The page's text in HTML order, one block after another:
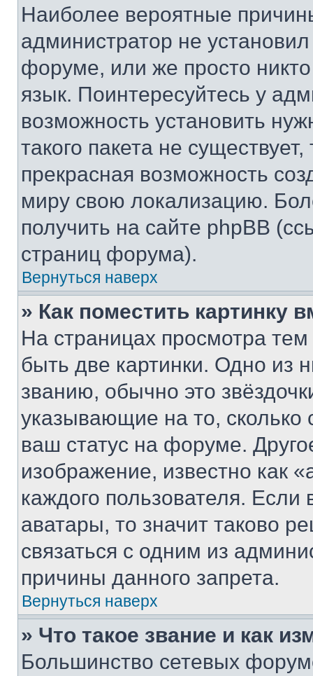
Наиболее вероятные
администратор не
форуме, или же просто
язык. Поинтересуйтесь у
возможность установить
такого пакета не
прекрасная возможность
миру свою локализацию.
получить на сайте phpBB
страниц форума).
Вернуться наверх
» Как поместить картинку
На страницах просмотра
быть две картинки. Одно из
званию, обычно это
указывающие на то,
ваш статус на форуме.
изображение, известно как
каждого пользователя.
аватары, то значит таково
связаться с одним из
причины данного запрета.
Вернуться наверх
» Что такое звание и как
Большинство сетевых